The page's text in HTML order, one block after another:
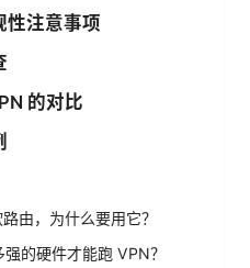
性注意事项
的对比
由，为什么要用它？
的硬件才能跑 VPN？